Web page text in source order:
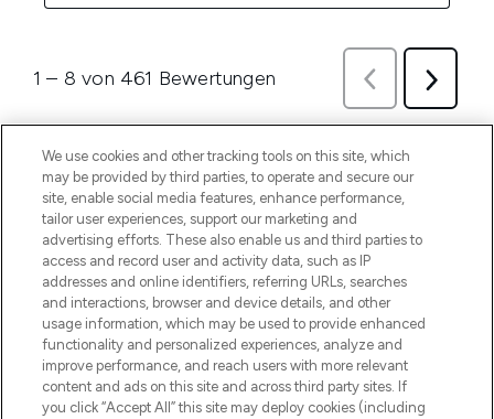
We use cookies and other tracking tools on this site, which
may be provided by third parties, to operate and secure our
site, enable social media features, enhance performance,
tailor user experiences, support our marketing and
advertising efforts. These also enable us and third parties to
access and record user and activity data, such as IP
addresses and online identifiers, referring URLs, searches
and interactions, browser and device details, and other
usage information, which may be used to provide enhanced
functionality and personalized experiences, analyze and
improve performance, and reach users with more relevant
content and ads on this site and across third party sites. If
you click “Accept All” this site may deploy cookies (including